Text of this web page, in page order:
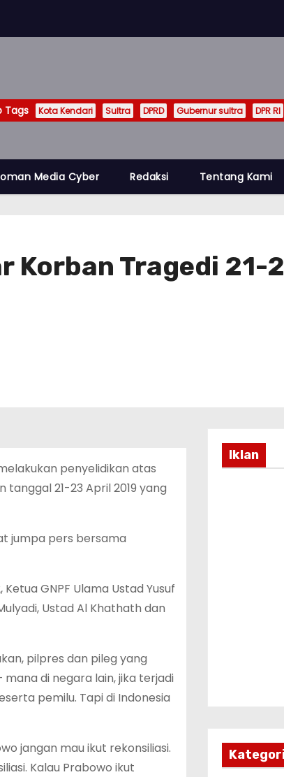
Tags Kota Kendari Sultra DPRD Gubernur sultra DPR RI
Media Cyber Redaksi Tentang Kami
Korban Tragedi 21-
penyelidikan atas
21-23 April 2019 yang
jumpa pers bersama
GNPF Ulama Ustad Yusuf
Ustad Al Khathath dan
pilpres dan pileg yang
di negara lain, jika terjadi
pemilu. Tapi di Indonesia
jangan mau ikut rekonsiliasi.
Kalau Prabowo ikut
Iklan